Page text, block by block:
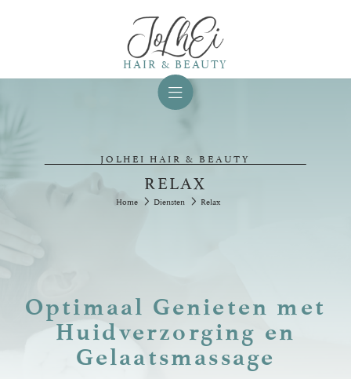
HAIR & BEAUTY
JOLHEI HAIR & BEAUTY
RELAX
Home Diensten Relax
Optimaal Genieten met
Huidverzorging en
Gelaatsmassage